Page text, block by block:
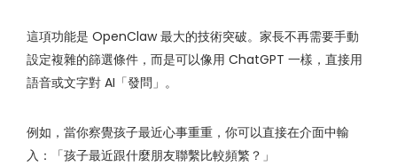
這項功能是 OpenClaw 最大的技術突破。家長不再需要手動
設定複雜的篩選條件，而是可以像用 ChatGPT 一樣，直接用
語音或文字對 AI「發問」。
例如，當你察覺孩子最近心事重重，你可以直接在介面中輸
入：「孩子最近跟什麼朋友聯繫比較頻繁？」